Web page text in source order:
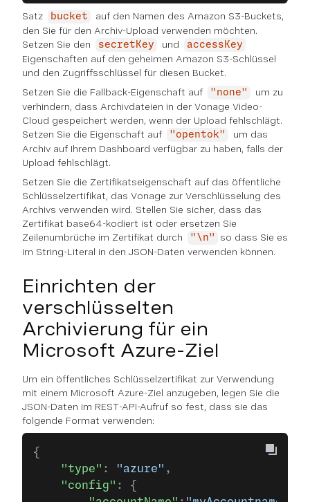
Satz bucket
auf den Namen des Amazon S3-Buckets,
den Sie für den Archiv-Upload verwenden möchten.
Setzen Sie den
secretKey und accessKey
Eigenschaften auf den geheimen Amazon S3-Schlüssel
und den Zugriffsschlüssel für diesen Bucket.
Setzen Sie die Fallback-Eigenschaft auf
"none"
um zu
verhindern, dass Archivdateien in der Vonage Video-
Cloud gespeichert werden, wenn der Upload fehlschlägt.
Setzen Sie die Eigenschaft auf
"opentok"
um das
Archiv auf Ihrem Dashboard verfügbar zu haben, falls der
Upload fehlschlägt.
Setzen Sie die Zertifikatseigenschaft auf das öffentliche
Schlüsselzertifikat, das Vonage zur Verschlüsselung des
Archivs verwenden wird. Stellen Sie sicher, dass das
Zertifikat base64-kodiert ist oder ersetzen Sie
Zeilenumbrüche im Zertifikat durch
"\n"
so dass Sie es
im String-Literal in den JSON-Daten verwenden können.
Einrichten der
verschlüsselten
Archivierung für ein
Microsoft Azure-Ziel
Um ein öffentliches Schlüsselzertifikat zur Verwendung
mit einem Microsoft Azure-Ziel anzugeben, legen Sie die
JSON-Daten im REST-API-Aufruf so fest, dass sie das
folgende Format verwenden:
{
    "type"
: "azure" ,
    "config"
: {